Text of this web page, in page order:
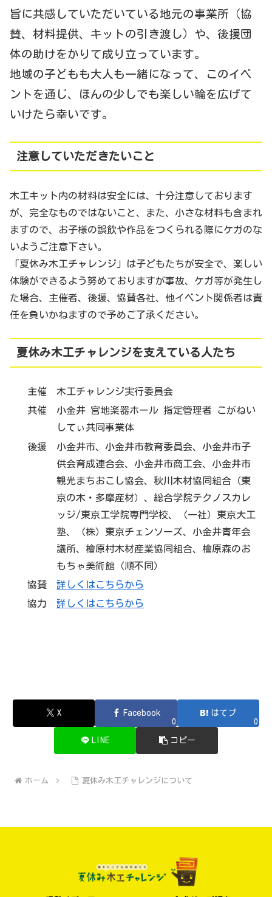
旨に共感していただいている地元の事業所（協
賛、材料提供、キットの引き渡し）や、後援団
体の助けをかりて成り立っています。
地域の子どもも大人も一緒になって、このイベ
ントを通じ、ほんの少しでも楽しい輪を広げて
いけたら幸いです。
注意していただきたいこと
木工キット内の材料は安全には、十分注意しております
が、完全なものではないこと、また、小さな材料も含まれ
ますので、お子様の誤飲や作品をつくられる際にケガのな
いようご注意下さい。
「夏休み木工チャレンジ」は子どもたちが安全で、楽しい
体験ができるよう努めておりますが事故、ケガ等が発生し
た場合、主催者、後援、協賛各社、他イベント関係者は責
任を負いかねますので予めご了承ください。
夏休み木工チャレンジを支えている人たち
主催 木工チャレンジ実行委員会
共催 小金井 宮地楽器ホール 指定管理者 こがねい
してぃ共同事業体
後援 小金井市、小金井市教育委員会、小金井市子
供会育成連合会、小金井市商工会、小金井市
観光まちおこし協会、秋川木材協同組合（東
京の木・多摩産材）、総合学院テクノスカレ
ッジ/東京工学院専門学校、（一社）東京大工
塾、（株）東京チェンソーズ、小金井青年会
議所、檜原村木材産業協同組合、檜原森のお
もちゃ美術館（順不同）
協賛詳しくはこちらから
協力詳しくはこちらから
X Facebook
0
はてブ
0
LINE コピー
ホーム 夏休み木工チャレンジについて